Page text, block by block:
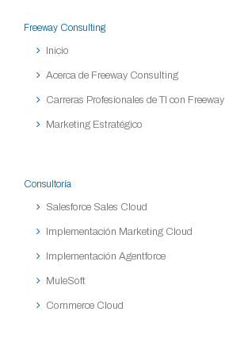
Freeway Consulting
Inicio
Acerca de Freeway Consulting
Carreras Profesionales de TI con Freeway
Marketing Estratégico
Consultoría
Salesforce Sales Cloud
Implementación Marketing Cloud
Implementación Agentforce
MuleSoft
Commerce Cloud